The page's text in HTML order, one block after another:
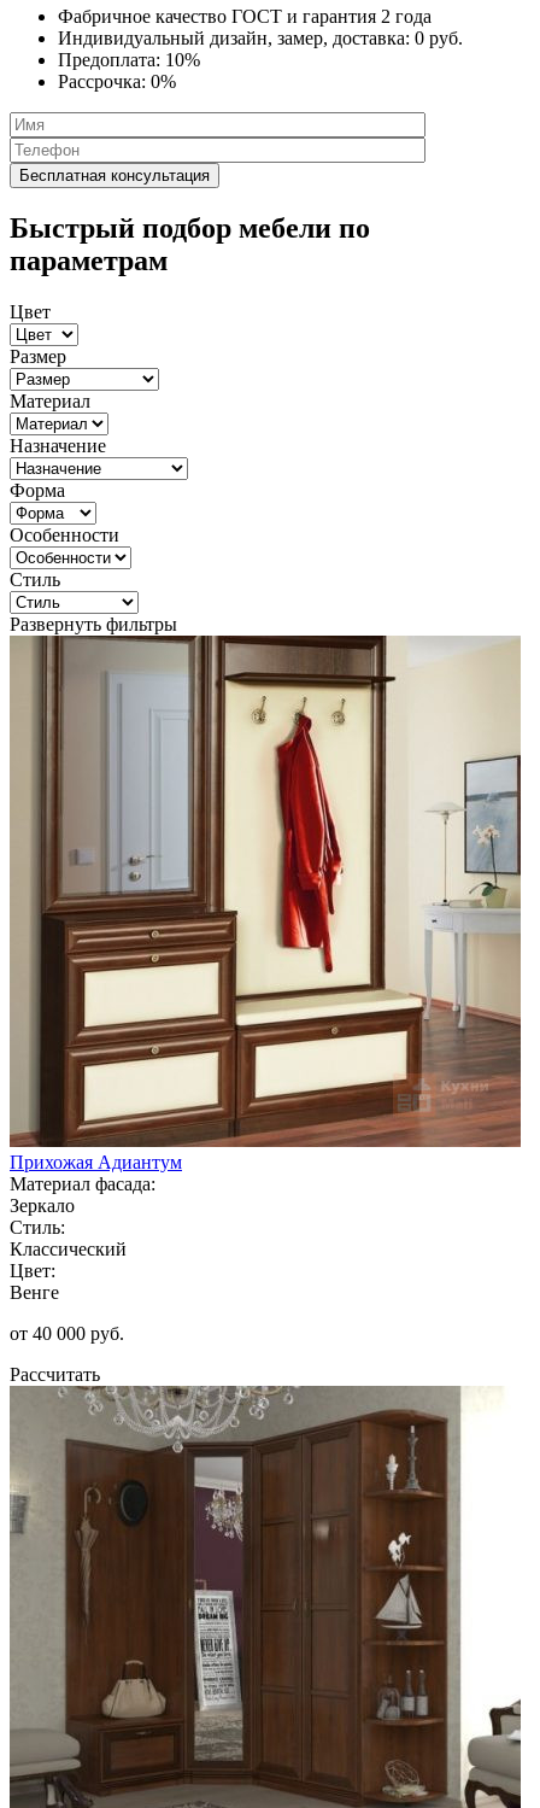
Фабричное качество ГОСТ и гарантия 2 года
Индивидуальный дизайн, замер, доставка: 0 руб.
Предоплата: 10%
Рассрочка: 0%
Быстрый подбор мебели по
параметрам
Цвет
Размер
Материал
Назначение
Форма
Особенности
Стиль
Развернуть фильтры
Прихожая Адиантум
Материал фасада:
Зеркало
Стиль:
Классический
Цвет:
Венге
от 40 000 руб.
Рассчитать